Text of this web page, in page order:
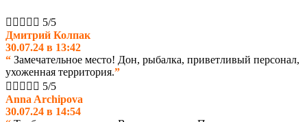
     5/5
Дмитрий Колпак
30.07.24 в 13:42
“ Замечательное место! Дон, рыбалка, приветливый персонал,
ухоженная территория.”
     5/5
Anna Archipova
30.07.24 в 14:54